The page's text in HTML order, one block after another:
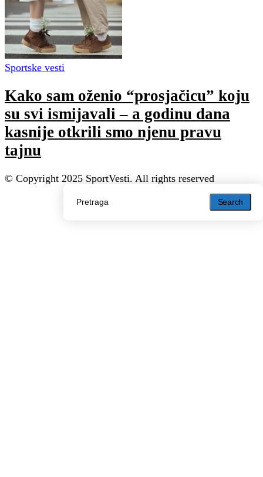
Search
Search
Sportske vesti
Kako sam oženio “prosjačicu” koju
su svi ismijavali – a godinu dana
kasnije otkrili smo njenu pravu
tajnu
© Copyright 2025 SportVesti. All rights reserved